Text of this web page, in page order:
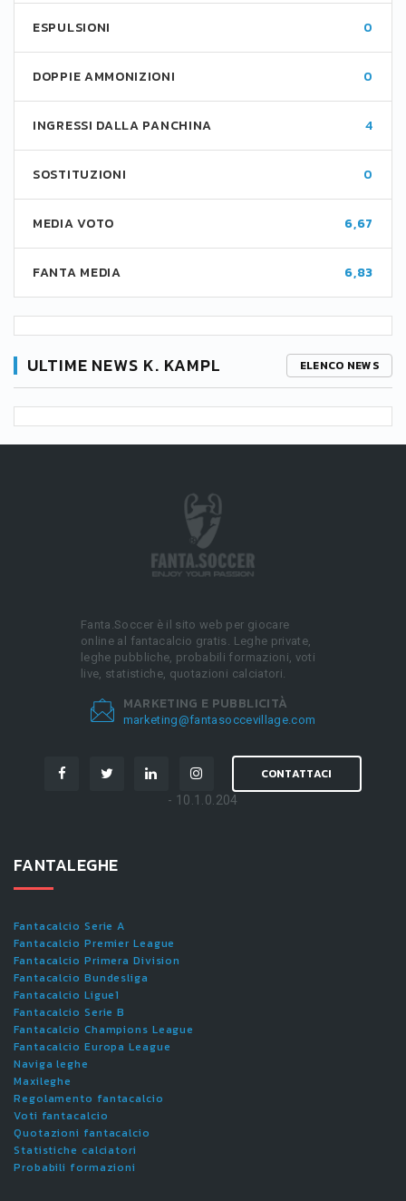
ESPULSIONI 0
DOPPIE AMMONIZIONI 0
INGRESSI DALLA PANCHINA 4
SOSTITUZIONI 0
MEDIA VOTO 6,67
FANTA MEDIA 6,83
ULTIME NEWS K. KAMPL ELENCO NEWS
Fanta.Soccer è il sito web per giocare
online al fantacalcio gratis. Leghe private,
leghe pubbliche, probabili formazioni, voti
live, statistiche, quotazioni calciatori.
MARKETING E PUBBLICITÀ
marketing@fantasoccevillage.com
CONTATTACI
- 10.1.0.204
FANTALEGHE
Fantacalcio Serie A
Fantacalcio Premier League
Fantacalcio Primera Division
Fantacalcio Bundesliga
Fantacalcio Ligue1
Fantacalcio Serie B
Fantacalcio Champions League
Fantacalcio Europa League
Naviga leghe
Maxileghe
Regolamento fantacalcio
Voti fantacalcio
Quotazioni fantacalcio
Statistiche calciatori
Probabili formazioni